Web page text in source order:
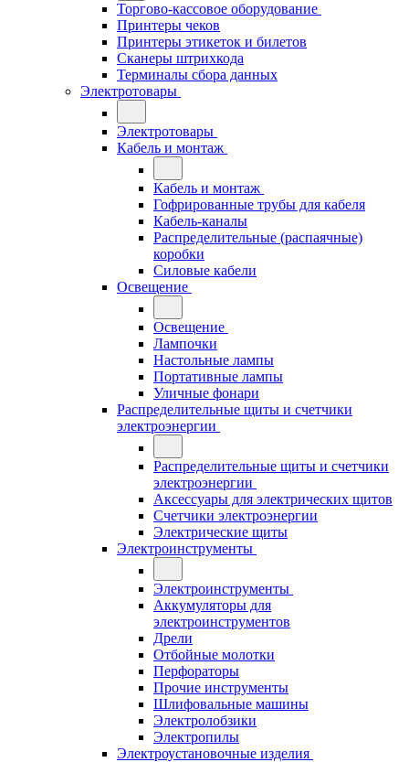
Торгово-кассовое оборудование
Принтеры чеков
Принтеры этикеток и билетов
Сканеры штрихкода
Терминалы сбора данных
Электротовары
Электротовары
Кабель и монтаж
Кабель и монтаж
Гофрированные трубы для кабеля
Кабель-каналы
Распределительные (распаячные)
коробки
Силовые кабели
Освещение
Освещение
Лампочки
Настольные лампы
Портативные лампы
Уличные фонари
Распределительные щиты и счетчики
электроэнергии
Распределительные щиты и счетчики
электроэнергии
Аксессуары для электрических щитов
Счетчики электроэнергии
Электрические щиты
Электроинструменты
Электроинструменты
Аккумуляторы для
электроинструментов
Дрели
Отбойные молотки
Перфораторы
Прочие инструменты
Шлифовальные машины
Электролобзики
Электропилы
Электроустановочные изделия